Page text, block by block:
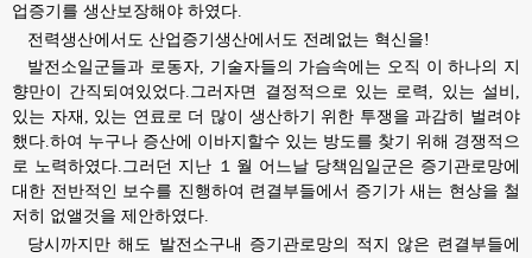
업증기를 생산보장해야 하였다.
전력생산에서도 산업증기생산에서도 전례없는 혁신을!
발전소일군들과 로동자, 기술자들의 가슴속에는 오직 이 하나의 지
향만이 간직되여있었다.그러자면 결정적으로 있는 로력, 있는 설비,
있는 자재, 있는 연료로 더 많이 생산하기 위한 투쟁을 과감히 벌려야
했다.하여 누구나 증산에 이바지할수 있는 방도를 찾기 위해 경쟁적으
로 노력하였다.그러던 지난 １월 어느날 당책임일군은 증기관로망에
대한 전반적인 보수를 진행하여 련결부들에서 증기가 새는 현상을 철
저히 없앨것을 제안하였다.
당시까지만 해도 발전소구내 증기관로망의 적지 않은 련결부들에